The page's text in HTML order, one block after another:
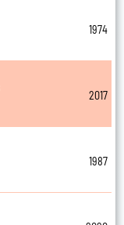
1974
2017
1987